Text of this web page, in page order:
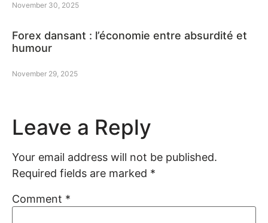
November 30, 2025
Forex dansant : l’économie entre absurdité et
humour
November 29, 2025
Leave a Reply
Your email address will not be published.
Required fields are marked *
Comment *